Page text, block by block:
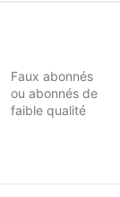
Faux abonnés
ou abonnés de
faible qualité